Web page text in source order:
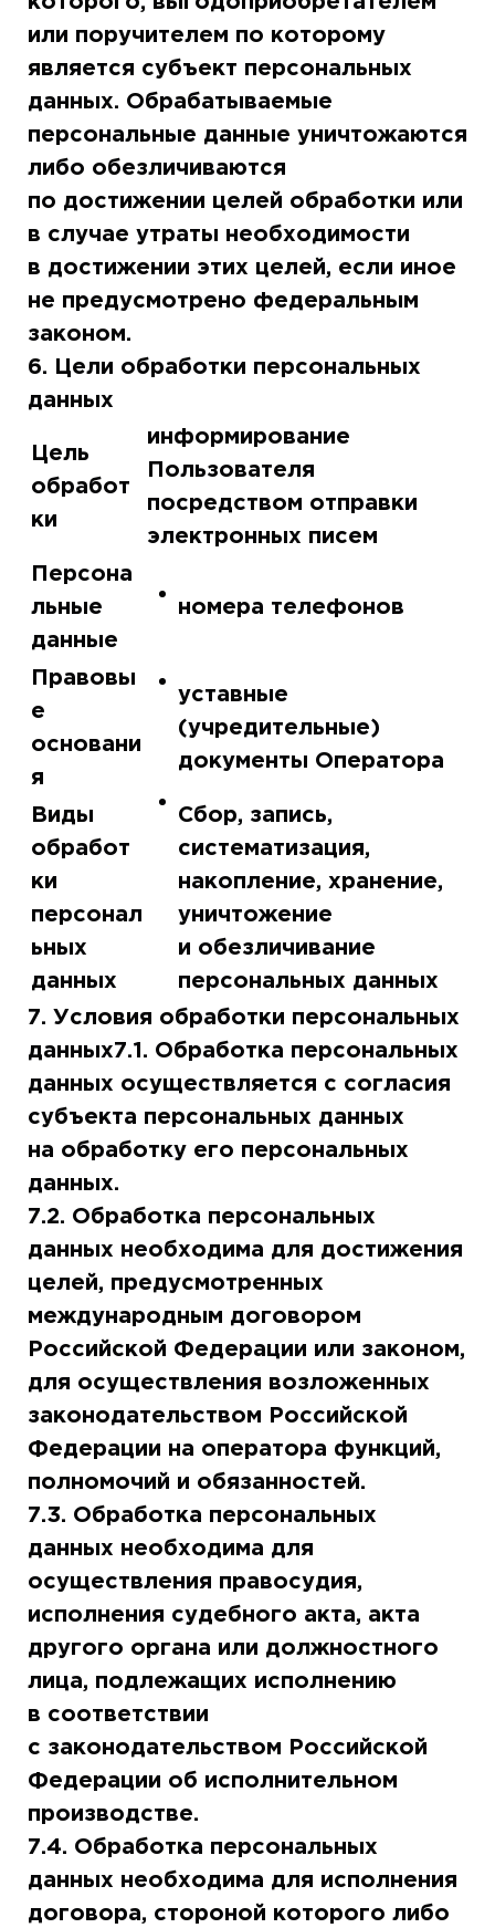
или поручителем по которому
является субъект персональных
данных. Обрабатываемые
персональные данные уничтожаются
либо обезличиваются
по достижении целей обработки или
в случае утраты необходимости
в достижении этих целей, если иное
не предусмотрено федеральным
законом.
6. Цели обработки персональных
данных
Цель
обработ
ки
информирование
Пользователя
посредством отправки
электронных писем
Персона
льные
данные
номера телефонов
Правовы
е
основани
я
уставные
(учредительные)
документы Оператора
Виды
обработ
ки
персонал
ьных
данных
Сбор, запись,
систематизация,
накопление, хранение,
уничтожение
и обезличивание
персональных данных
7. Условия обработки персональных
данных7.1. Обработка персональных
данных осуществляется с согласия
субъекта персональных данных
на обработку его персональных
данных.
7.2. Обработка персональных
данных необходима для достижения
целей, предусмотренных
международным договором
Российской Федерации или законом,
для осуществления возложенных
законодательством Российской
Федерации на оператора функций,
полномочий и обязанностей.
7.3. Обработка персональных
данных необходима для
осуществления правосудия,
исполнения судебного акта, акта
другого органа или должностного
лица, подлежащих исполнению
в соответствии
с законодательством Российской
Федерации об исполнительном
производстве.
7.4. Обработка персональных
данных необходима для исполнения
договора, стороной которого либо